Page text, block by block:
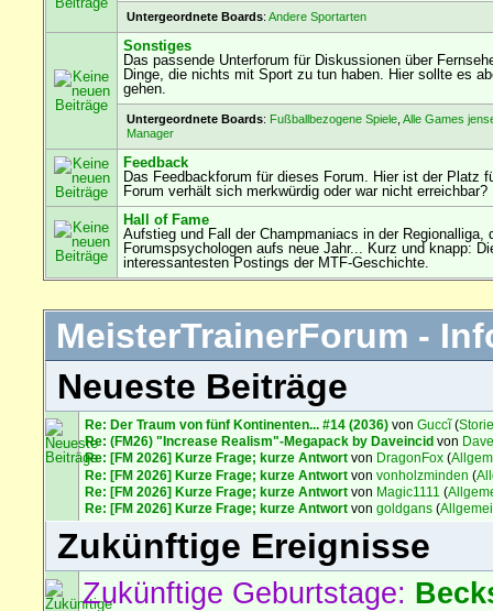
Untergeordnete Boards: Andere Sportarten
Sonstiges
Das passende Unterforum für Diskussionen über
Dinge, die nichts mit Sport zu tun haben. Hier sollte es
gehen.
Untergeordnete Boards: Fußballbezogene Spiele, Alle Games
Manager
Feedback
Das Feedbackforum für dieses Forum. Hier ist der Platz
Forum verhält sich merkwürdig oder war nicht
Hall of Fame
Aufstieg und Fall der Champmaniacs in der Regionalliga,
Forumspsychologen aufs neue Jahr... Kurz und knapp:
interessantesten Postings der MTF-Geschichte.
MeisterTrainerForum -
Neueste Beiträge
Re: Der Traum von fünf Kontinenten... #14 (2036) vonGuccĩ(
Re: (FM26) "Increase Realism"-Megapack by Daveincid von
Re: [FM 2026] Kurze Frage; kurze Antwort von DragonFox (
Re: [FM 2026] Kurze Frage; kurze Antwort vonvonholzminden (
Re: [FM 2026] Kurze Frage; kurze Antwort von Magic1111 (
Re: [FM 2026] Kurze Frage; kurze Antwort vongoldgans (
Zukünftige Ereignisse
Zukünftige Geburtstage: